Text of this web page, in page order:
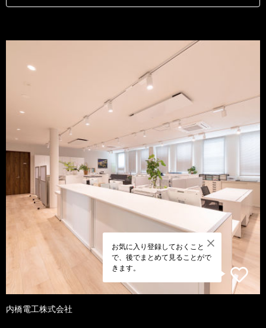
お気に入り登録しておくこと
で、後でまとめて見ることがで
きます。
内橋電工株式会社